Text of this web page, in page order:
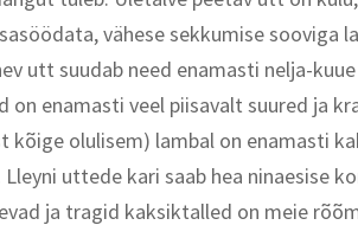
vähese sekkumise sooviga
utt suudab need enamasti nelja-
on enamasti veel piisavalt suured ja
kõige olulisem) lambal on enamasti
uttede kari saab hea ninaesise
ja tragid kaksiktalled on meie